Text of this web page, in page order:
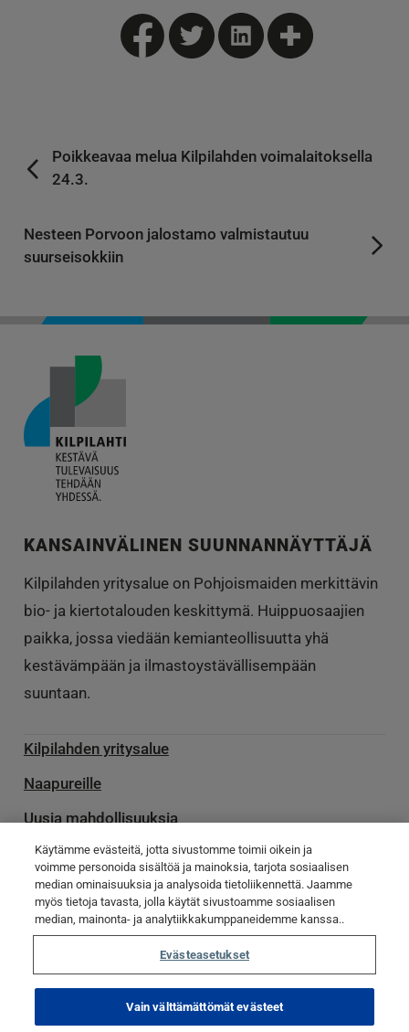
Poikkeavaa melua Kilpilahden voimalaitoksella
24.3.
Nesteen Porvoon jalostamo valmistautuu
suurseisokkiin
KANSAINVÄLINEN SUUNNANNÄYTTÄJÄ
Kilpilahden yritysalue on Pohjoismaiden merkittävin
bio- ja kiertotalouden keskittymä. Huippuosaajien
paikka, jossa viedään kemianteollisuutta yhä
kestävämpään ja ilmastoystävällisempään
suuntaan.
Kilpilahden yritysalue
Naapureille
Uusia mahdollisuuksia
Palvelu­toimittajille
Ota yhteyttä
Poikkeamatiedotteet
© Kilpilahti 2023 Tietosuojaseloste Evästekäytännöt
Käytämme evästeitä, jotta sivustomme toimii oikein ja
voimme personoida sisältöä ja mainoksia, tarjota sosiaalisen
median ominaisuuksia ja analysoida tietoliikennettä. Jaamme
myös tietoja tavasta, jolla käytät sivustoamme sosiaalisen
median, mainonta- ja analytiikkakumppaneidemme kanssa..
Evästeasetukset
Vain välttämättömät evästeet